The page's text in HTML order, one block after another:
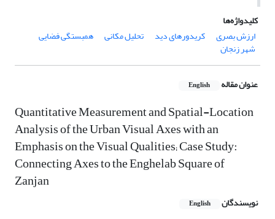
کلیدواژه‌ها
ارزش بصری
کریدورهای دید تحلیل مکانی همبستگی فضایی
شهر زنجان
عنوان مقاله English
Quantitative Measurement and Spatial-Location
Analysis of the Urban Visual Axes with an
Emphasis on the Visual Qualities; Case Study:
Connecting Axes to the Enghelab Square of
Zanjan
نویسندگان English